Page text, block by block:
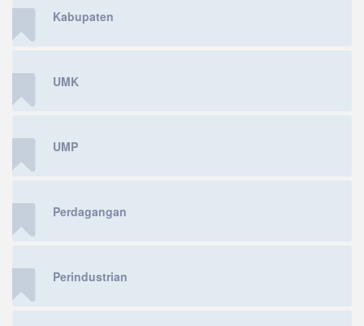
Kabupaten
UMK
UMP
Perdagangan
Perindustrian